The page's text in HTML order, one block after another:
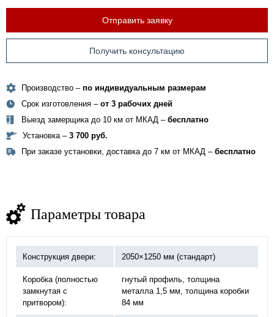
Отправить заявку
Получить консультацию
Производство – по индивидуальным размерам
Срок изготовления – от 3 рабочих дней
Выезд замерщика до 10 км от МКАД – бесплатно
Установка – 3 700 руб.
При заказе установки, доставка до 7 км от МКАД – бесплатно
Параметры товара
Конструкция двери: 2050×1250 мм (стандарт)
Коробка (полностью
замкнутая с
притвором):
гнутый профиль, толщина
металла 1,5 мм, толщина коробки
84 мм